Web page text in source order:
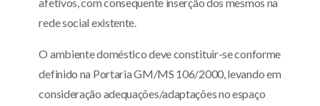
rede social existente.
O ambiente doméstico deve constituir-se conforme
definido na Portaria GM/MS 106/2000, levando em
consideração adequações/adaptações no espaço